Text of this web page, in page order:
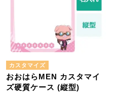
カスタマイズ
おおはらMEN カスタマイ
ズ硬質ケース (縦型)